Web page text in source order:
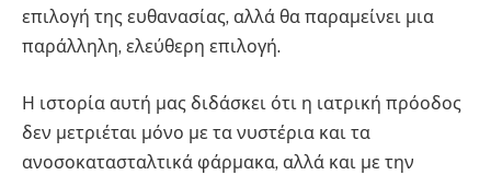
επιλογή της ευθανασίας, αλλά θα παραμείνει μια
παράλληλη, ελεύθερη επιλογή.
Η ιστορία αυτή μας διδάσκει ότι η ιατρική πρόοδος
δεν μετριέται μόνο με τα νυστέρια και τα
ανοσοκατασταλτικά φάρμακα, αλλά και με την